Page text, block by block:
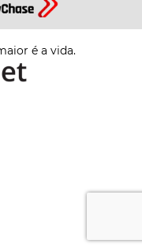
é a vida.